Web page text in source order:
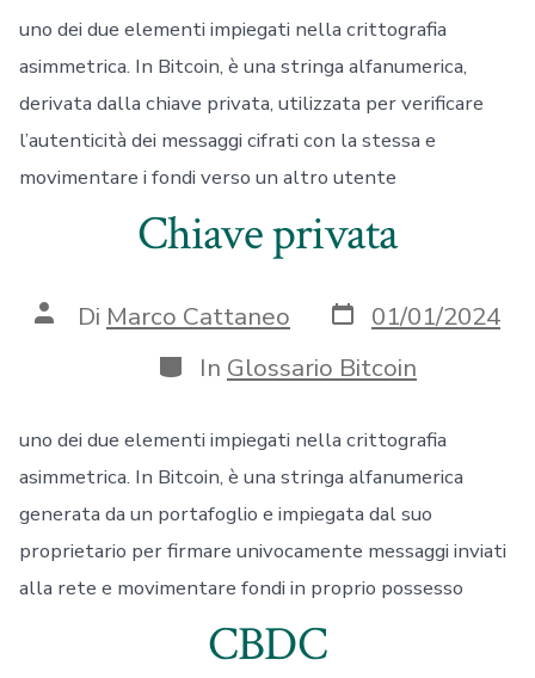
uno dei due elementi impiegati nella crittografia
asimmetrica. In Bitcoin, è una stringa alfanumerica,
derivata dalla chiave privata, utilizzata per verificare
l’autenticità dei messaggi cifrati con la stessa e
movimentare i fondi verso un altro utente
Chiave privata
Autore
articolo
Di Marco Cattaneo Data
articolo
01/01/2024
Categorie
In Glossario Bitcoin
uno dei due elementi impiegati nella crittografia
asimmetrica. In Bitcoin, è una stringa alfanumerica
generata da un portafoglio e impiegata dal suo
proprietario per firmare univocamente messaggi inviati
alla rete e movimentare fondi in proprio possesso
CBDC